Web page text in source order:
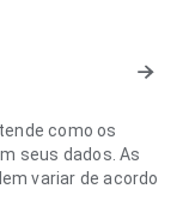
como os
seus dados. As
variar de acordo